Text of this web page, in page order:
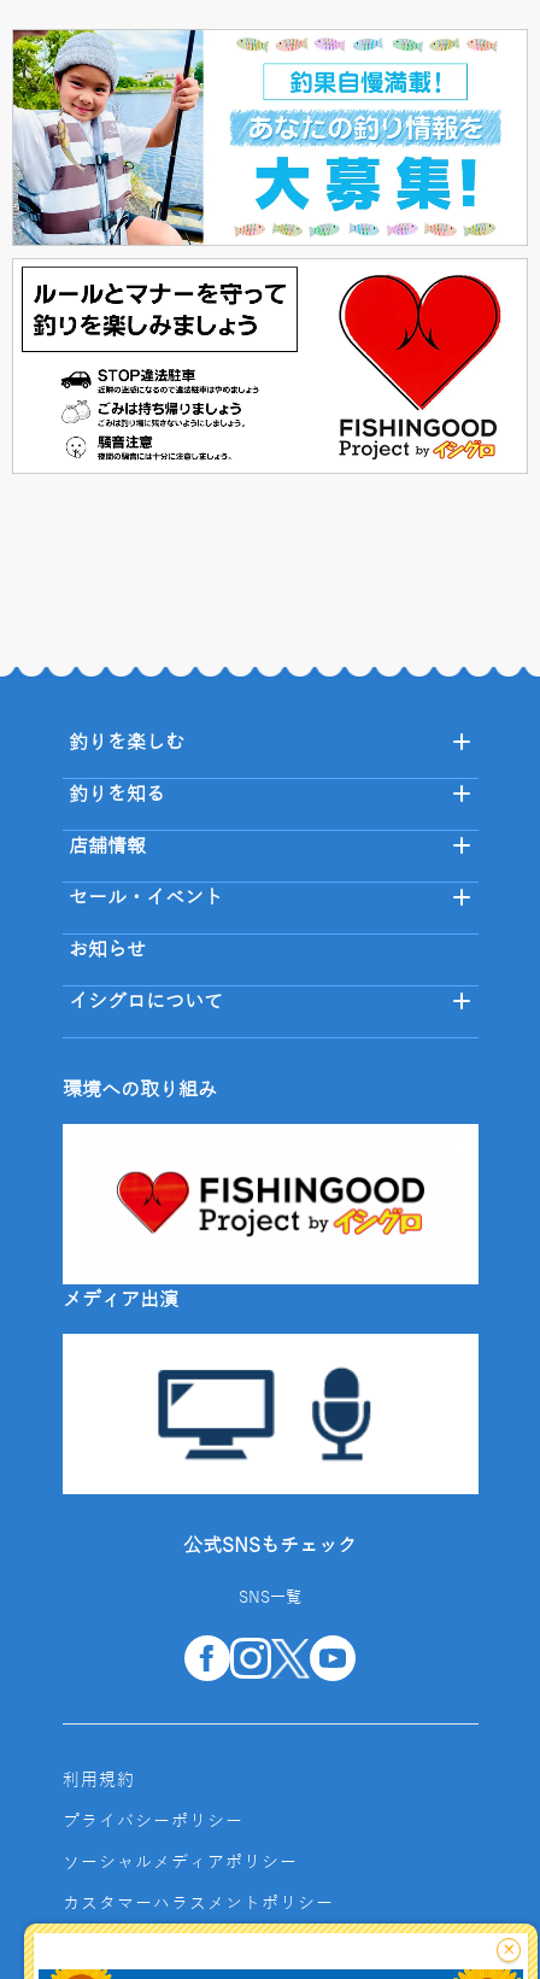
釣りを楽しむ
釣りを知る
店舗情報
セール・イベント
お知らせ
イシグロについて
環境への取り組み
メディア出演
公式SNSもチェック
SNS一覧
利用規約
プライバシーポリシー
ソーシャルメディアポリシー
カスタマーハラスメントポリシー
×